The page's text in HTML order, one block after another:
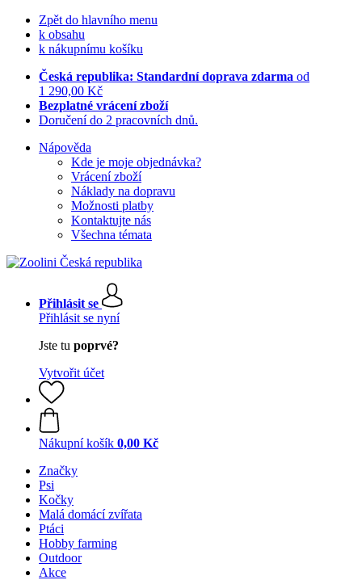
Zpět do hlavního menu
k obsahu
k nákupnímu košíku
Česká republika: Standardní doprava zdarma od
1 290,00 Kč
Bezplatné vrácení zboží
Doručení do 2 pracovních dnů.
Nápověda
Kde je moje objednávka?
Vrácení zboží
Náklady na dopravu
Možnosti platby
Kontaktujte nás
Všechna témata
Přihlásit se
Přihlásit se nyní
Jste tu poprvé?
Vytvořit účet
Nákupní košík 0,00 Kč
Značky
Psi
Kočky
Malá domácí zvířata
Ptáci
Hobby farming
Outdoor
Akce